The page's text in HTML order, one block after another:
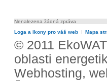
Nenalezena žádná zpráva
Loga a ikony pro váš web l Mapa
© 2011
oblasti
Webhosting,